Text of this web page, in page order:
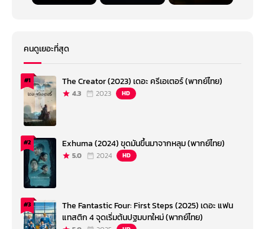
คนดูเยอะที่สุด
#1 The Creator (2023) เดอะ ครีเอเตอร์ (พากย์ไทย)
4.3 2023 HD
#2 Exhuma (2024) ขุดมันขึ้นมาจากหลุม (พากย์ไทย)
5.0 2024 HD
#3
The Fantastic Four: First Steps (2025) เดอะ แฟน
แทสติก 4 จุดเริ่มต้นปฐมบทใหม่ (พากย์ไทย)